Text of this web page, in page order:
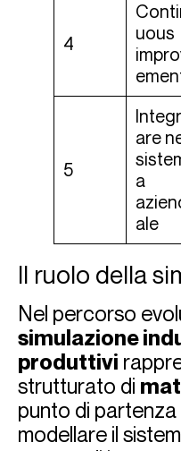
4
uous
5
Integr
are
a
ale
Il ruolo della
Nel percorso
simulazione
produttivi
strutturato di
punto di
modellare il